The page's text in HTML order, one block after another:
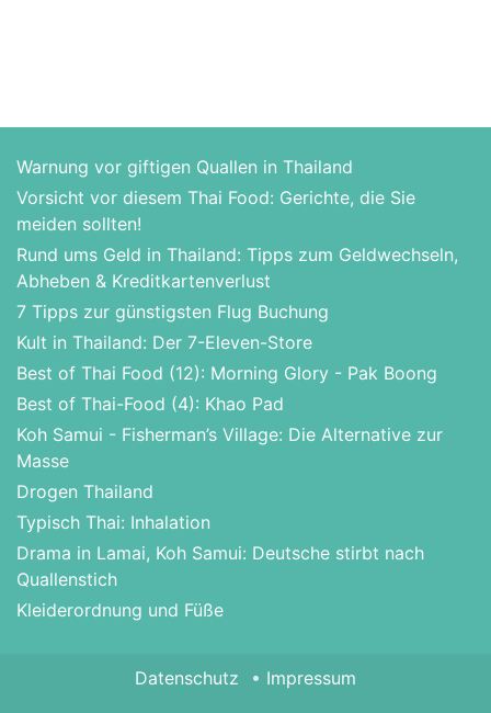
Warnung vor giftigen Quallen in Thailand
Vorsicht vor diesem Thai Food: Gerichte, die Sie
meiden sollten!
Rund ums Geld in Thailand: Tipps zum Geldwechseln,
Abheben & Kreditkartenverlust
7 Tipps zur günstigsten Flug Buchung
Kult in Thailand: Der 7-Eleven-Store
Best of Thai Food (12): Morning Glory - Pak Boong
Best of Thai-Food (4): Khao Pad
Koh Samui - Fisherman’s Village: Die Alternative zur
Masse
Drogen Thailand
Typisch Thai: Inhalation
Drama in Lamai, Koh Samui: Deutsche stirbt nach
Quallenstich
Kleiderordnung und Füße
Datenschutz
Impressum